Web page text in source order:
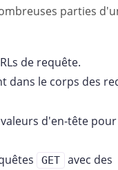
parties
de requête.
dans le corps des
d'en-tête
GET
avec des